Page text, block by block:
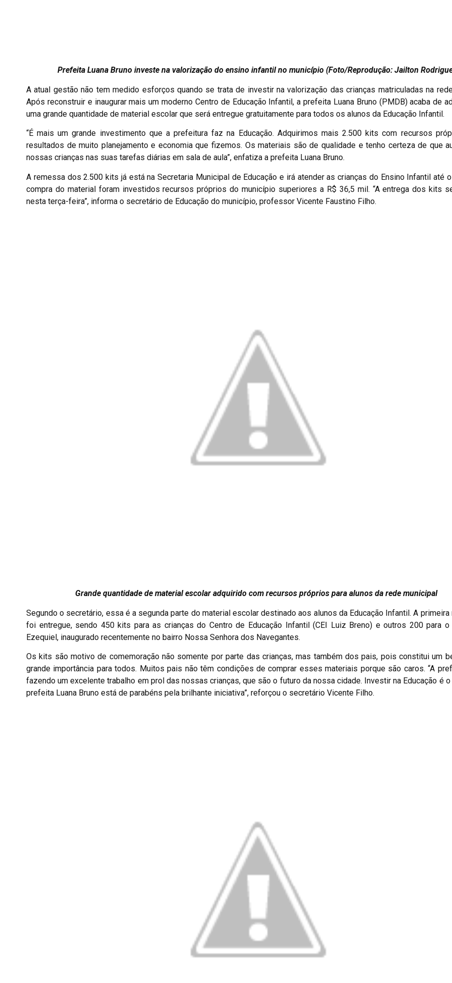
Prefeita Luana Bruno investe na valorização do ensino infantil no município (Foto/Reprodução: Jailton
A atual gestão não tem medido esforços quando se trata de investir na valorização das crianças matriculadas na
Após reconstruir e inaugurar mais um moderno Centro de Educação Infantil, a prefeita Luana Bruno (PMDB) acaba de
uma grande quantidade de material escolar que será entregue gratuitamente para todos os alunos da Educação Infantil.
“É mais um grande investimento que a prefeitura faz na Educação. Adquirimos mais 2.500 kits com recursos
resultados de muito planejamento e economia que fizemos. Os materiais são de qualidade e tenho certeza de que
nossas crianças nas suas tarefas diárias em sala de aula”, enfatiza a prefeita Luana Bruno.
A remessa dos 2.500 kits já está na Secretaria Municipal de Educação e irá atender as crianças do Ensino Infantil até o
compra do material foram investidos recursos próprios do município superiores a R$ 36,5 mil. “A entrega dos kits
nesta terça-feira”, informa o secretário de Educação do município, professor Vicente Faustino Filho.
Grande quantidade de material escolar adquirido com recursos próprios para alunos da rede municipal
Segundo o secretário, essa é a segunda parte do material escolar destinado aos alunos da Educação Infantil. A primeira
foi entregue, sendo 450 kits para as crianças do Centro de Educação Infantil (CEI Luiz Breno) e outros 200 para o
Ezequiel, inaugurado recentemente no bairro Nossa Senhora dos Navegantes.
Os kits são motivo de comemoração não somente por parte das crianças, mas também dos pais, pois constitui um
grande importância para todos. Muitos pais não têm condições de comprar esses materiais porque são caros. “A
fazendo um excelente trabalho em prol das nossas crianças, que são o futuro da nossa cidade. Investir na Educação é o
prefeita Luana Bruno está de parabéns pela brilhante iniciativa”, reforçou o secretário Vicente Filho.